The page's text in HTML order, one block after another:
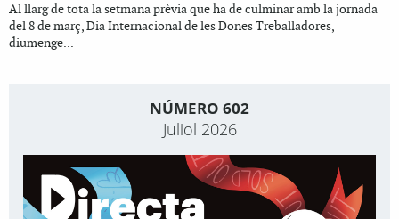
Al llarg de tota la setmana prèvia que ha de culminar amb la jornada
del 8 de març, Dia Internacional de les Dones Treballadores,
diumenge...
NÚMERO 602
Juliol 2026